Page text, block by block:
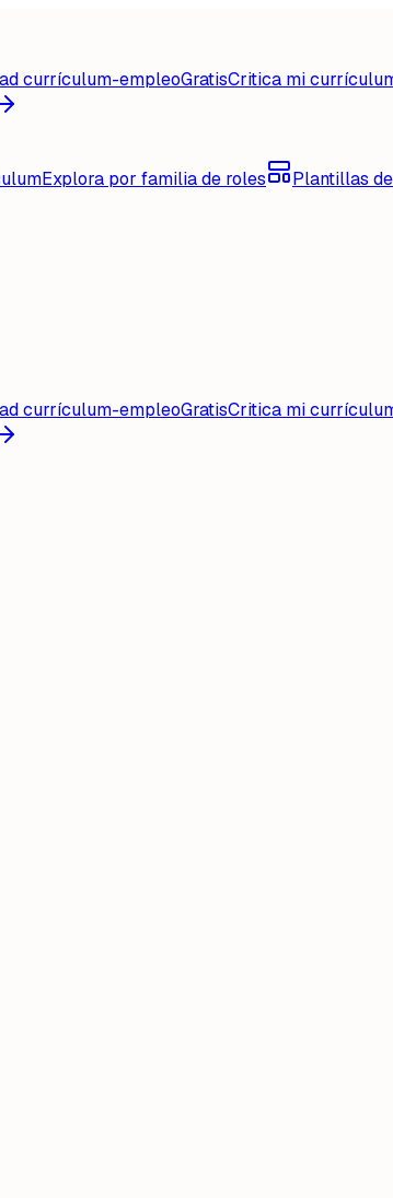
currículum-empleoGratisCritica mi
Explora por familia de roles Plantillas
currículum-empleoGratisCritica mi